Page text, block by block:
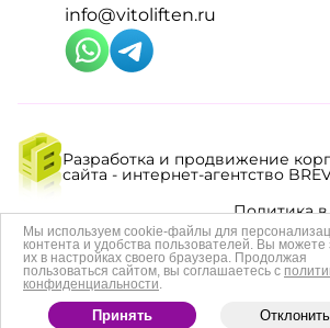
info@vitoliften.ru
Разработка и продвижение
сайта - интернет-агентство
Политика в
Политика
Политика
Согласие на обработку
Мы используем cookie-файлы для
контента и удобства пользователей. Вы можете
их в настройках своего браузера. Продолжая
пользоваться сайтом, вы соглашаетесь с
конфиденциальности.
Принять Отклонить